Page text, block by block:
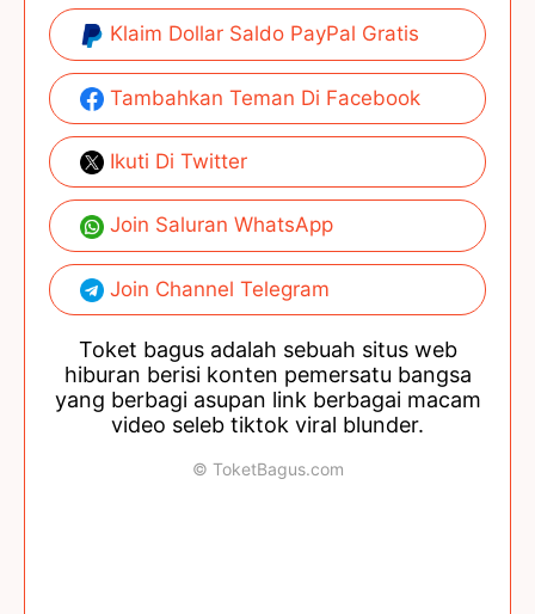
Klaim Dollar Saldo PayPal Gratis
Tambahkan Teman Di Facebook
Ikuti Di Twitter
Join Saluran WhatsApp
Join Channel Telegram
Toket bagus adalah sebuah situs web
hiburan berisi konten pemersatu bangsa
yang berbagi asupan link berbagai macam
video seleb tiktok viral blunder.
© ToketBagus.com